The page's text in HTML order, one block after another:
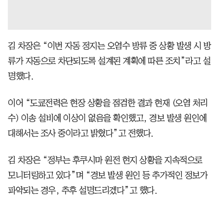
김 차장은 “이번 자동 정지는 오염수 방류 중 상황 발생 시 방
류가 자동으로 차단되도록 설계된 계획에 따른 조치”라고 설
명했다.
이어 “도쿄전력은 현장 상황을 점검한 결과 현재 (오염 처리
수) 이송 설비에 이상이 없음을 확인했고, 경보 발생 원인에
대해서는 조사 중이라고 밝혔다”고 전했다.
김 차장은 “정부는 후쿠시마 원전 현지 상황을 지속적으로
모니터링하고 있다”며 “경보 발생 원인 등 추가적인 정보가
파악되는 경우, 추후 설명드리겠다”고 했다.